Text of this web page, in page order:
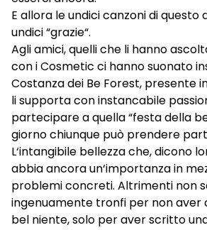
E allora le undici canzoni di questo
undici “grazie“.
Agli amici, quelli che li hanno
con i Cosmetic ci hanno suonato
Costanza dei Be Forest, presente
li supporta con instancabile
partecipare a quella “festa della
giorno chiunque può prendere
L‘intangibile bellezza che, dicono
abbia ancora un‘importanza in
problemi concreti. Altrimenti non
ingenuamente tronfi per non aver
bel niente, solo per aver scritto